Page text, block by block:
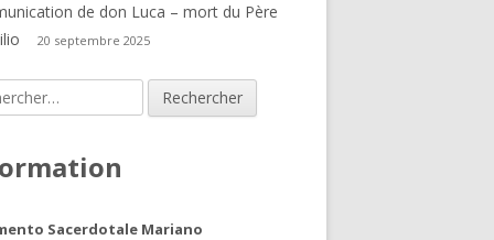
de don Luca – mort du Père
20 septembre 2025
:
Sacerdotale Mariano